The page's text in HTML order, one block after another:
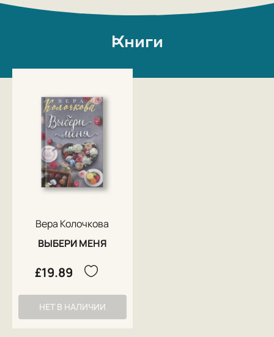
Книги
Вера Колочкова
ВЫБЕРИ МЕНЯ
£19.89
НЕТ В НАЛИЧИИ